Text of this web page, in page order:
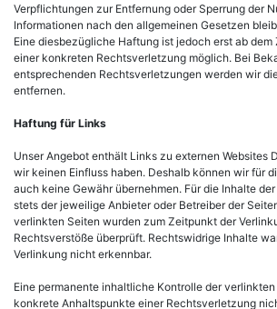
Verpflichtungen zur Entfernung oder Sperrung der
Informationen nach den allgemeinen Gesetzen
Eine diesbezügliche Haftung ist jedoch erst ab
einer konkreten Rechtsverletzung möglich. Bei
entsprechenden Rechtsverletzungen werden wir
entfernen.
Haftung für Links
Unser Angebot enthält Links zu externen Websites
wir keinen Einfluss haben. Deshalb können wir für
auch keine Gewähr übernehmen. Für die Inhalte
stets der jeweilige Anbieter oder Betreiber der
verlinkten Seiten wurden zum Zeitpunkt der
Rechtsverstöße überprüft. Rechtswidrige Inhalte
Verlinkung nicht erkennbar.
Eine permanente inhaltliche Kontrolle der
konkrete Anhaltspunkte einer Rechtsverletzung